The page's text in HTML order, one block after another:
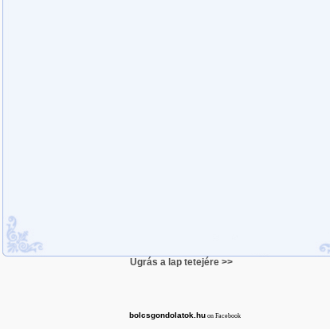
Ugrás a lap tetejére >>
bolcsgondolatok.hu on Facebook